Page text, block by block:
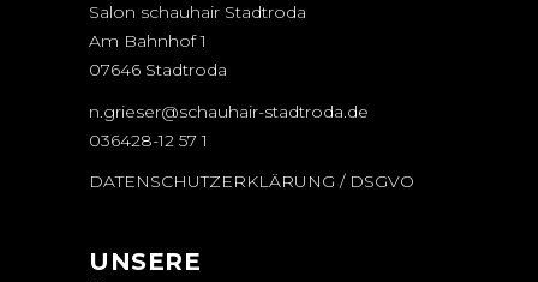
Salon schauhair Stadtroda
Am Bahnhof 1
07646 Stadtroda
n.grieser@schauhair-stadtroda.de
036428-12 57 1
DATENSCHUTZERKLÄRUNG / DSGVO
UNSERE